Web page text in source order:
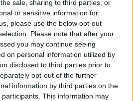
sale, sharing to third parties, or
or sensitive information for
please use the below opt-out
Please note that after your
you may continue seeing
on personal information utilized by
disclosed to third parties prior to
opt-out of the further
information by third parties on the
participants. This information may